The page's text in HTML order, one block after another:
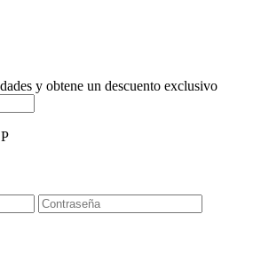
y obtene un descuento exclusivo